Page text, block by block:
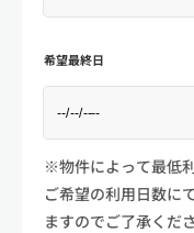
希望最終日
※物件によって最低
ご希望の利用日数に
ますのでご了承くだ